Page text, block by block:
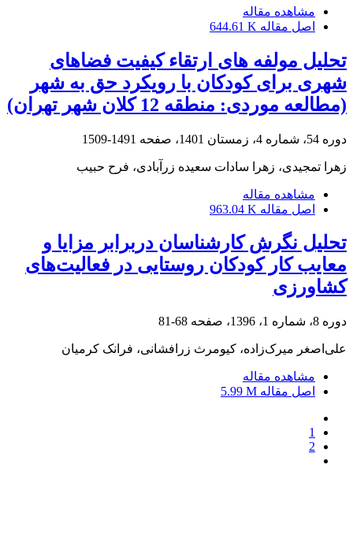
مشاهده مقاله
اصل مقاله 644.61 K
تحلیل مولفه های ارتقاء کیفیت فضاهای
شهری برای کودکان با رویکرد حق به شهر
(مطالعه موردی: منطقه 12 کلان شهر تهران)
دوره 54، شماره 4، زمستان 1401، صفحه 1491-1509
زهرا تمجیدی، زهرا سادات سعیده زرآبادی، فرح حبیب
مشاهده مقاله
اصل مقاله 963.04 K
تحلیل نگرش کارشناسان دربرابر مزایا و
معایب کار کودکان روستایی در فعالیت‌های
کشاورزی
دوره 8، شماره 1، 1396، صفحه 68-81
علی‌اصغر میرک‌زاده، کیومرث زرافشانی، فرانک کرمیان
مشاهده مقاله
اصل مقاله 5.99 M
1
2